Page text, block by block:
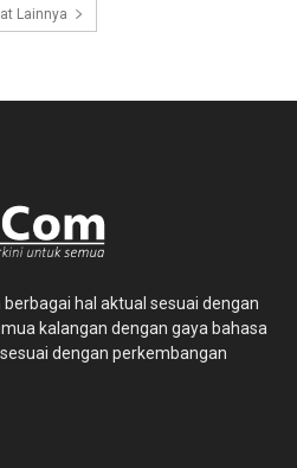
Lainnya
hal aktual sesuai dengan
kalangan dengan gaya bahasa
dengan perkembangan